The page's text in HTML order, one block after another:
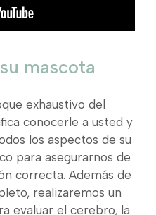
mascota
exhaustivo del
conocerle a usted y
los aspectos de su
para asegurarnos de
correcta. Además de
realizaremos un
evaluar el cerebro, la